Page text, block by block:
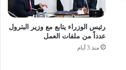
رئيس الوزراء يتابع مع وزير البترول
عدداً من ملفات العمل
منذ 3 أيام